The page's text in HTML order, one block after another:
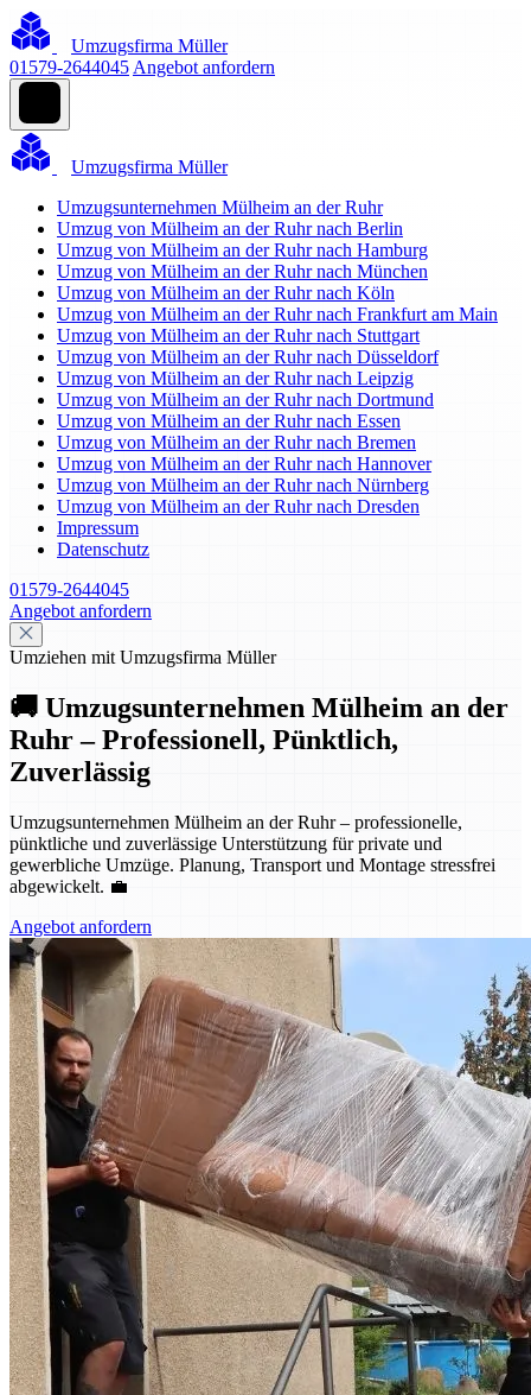
Umzugsfirma Müller
01579-2644045 Angebot anfordern
Umzugsfirma Müller
Umzugsunternehmen Mülheim an der Ruhr
Umzug von Mülheim an der Ruhr nach Berlin
Umzug von Mülheim an der Ruhr nach Hamburg
Umzug von Mülheim an der Ruhr nach München
Umzug von Mülheim an der Ruhr nach Köln
Umzug von Mülheim an der Ruhr nach Frankfurt am Main
Umzug von Mülheim an der Ruhr nach Stuttgart
Umzug von Mülheim an der Ruhr nach Düsseldorf
Umzug von Mülheim an der Ruhr nach Leipzig
Umzug von Mülheim an der Ruhr nach Dortmund
Umzug von Mülheim an der Ruhr nach Essen
Umzug von Mülheim an der Ruhr nach Bremen
Umzug von Mülheim an der Ruhr nach Hannover
Umzug von Mülheim an der Ruhr nach Nürnberg
Umzug von Mülheim an der Ruhr nach Dresden
Impressum
Datenschutz
01579-2644045
Angebot anfordern
Umziehen mit Umzugsfirma Müller
🚚 Umzugsunternehmen Mülheim an der
Ruhr – Professionell, Pünktlich,
Zuverlässig
Umzugsunternehmen Mülheim an der Ruhr – professionelle,
pünktliche und zuverlässige Unterstützung für private und
gewerbliche Umzüge. Planung, Transport und Montage stressfrei
abgewickelt. 💼
Angebot anfordern